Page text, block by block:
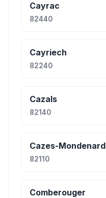
Cayrac
82440
Cayriech
82240
Cazals
82140
Cazes-Mondenard
82110
Comberouger